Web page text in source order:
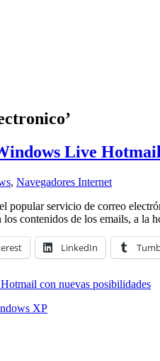
Live
, Navegadores Internet
popular servicio de correo
los contenidos de los emails, a
LinkedIn
con nuevas posibilidades
XP